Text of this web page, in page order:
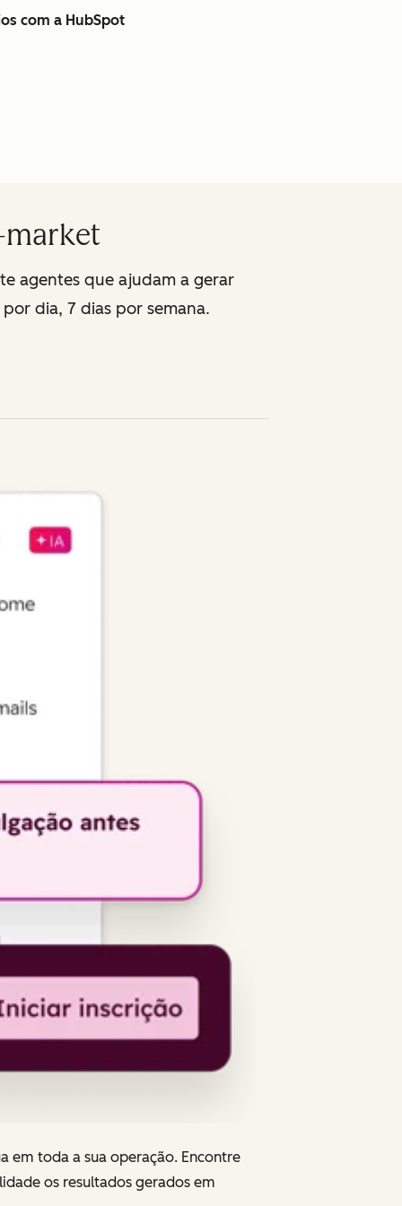
com a HubSpot
market
agentes que ajudam a gerar
dia, 7 dias por semana.
em toda a sua operação. Encontre
os resultados gerados em